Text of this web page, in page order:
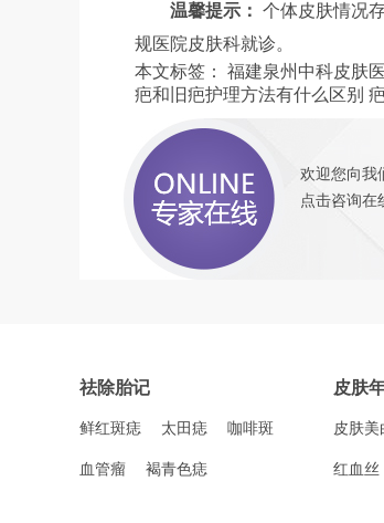
温馨提示： 个体皮肤情况
规医院皮肤科就诊。
本文标签：
福建泉州中科皮肤
疤和旧疤护理方法有什么区别
欢迎您向我
点击咨询在
祛除胎记
鲜红斑痣 太田痣 咖啡斑
血管瘤 褐青色痣
皮肤
皮肤美
红血丝